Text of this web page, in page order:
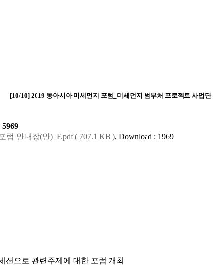
[10/10] 2019 동아시아 미세먼지 포럼_미세먼지 범부처 프로젝트 사업단
5969
럼 안내장(안)_F.pdf ( 707.1 KB ), Download : 1969
션으로 관련주제에 대한 포럼 개최